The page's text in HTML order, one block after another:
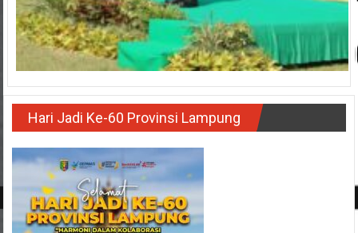
Hari Jadi Ke-60 Provinsi Lampung